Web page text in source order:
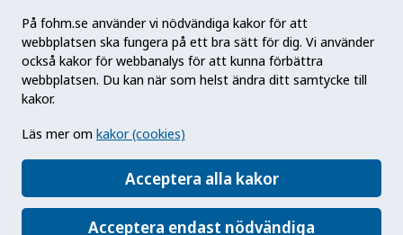
På fohm.se använder vi nödvändiga kakor för att
webbplatsen ska fungera på ett bra sätt för dig. Vi använder
också kakor för webbanalys för att kunna förbättra
webbplatsen. Du kan när som helst ändra ditt samtycke till
kakor.
Läs mer om kakor (cookies)
Acceptera alla kakor
Acceptera endast nödvändiga
Folkhälsomyndigheten (Fohm) är en nationell
kunskapsmyndighet som arbetar för en bättre
folkhälsa. Det gör myndigheten genom att
främja hälsa, förebygga ohälsa och skydda mot
hälsohot. Vår vision är en folkhälsa som stärker
samhällets utveckling.